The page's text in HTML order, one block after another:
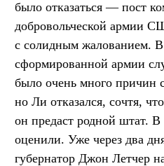
было отказаться — пост
добровольческой армии
с солидным жалованием. В
сформированной армии
было очень много причин
но Ли отказался, сочтя,
он предаст родной штат.
оценили. Уже через два
губернатор Джон Летчер